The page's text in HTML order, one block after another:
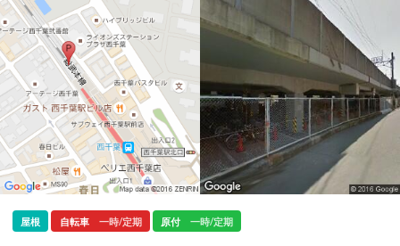
屋根 自転車 一時/定期 原付 一時/定期